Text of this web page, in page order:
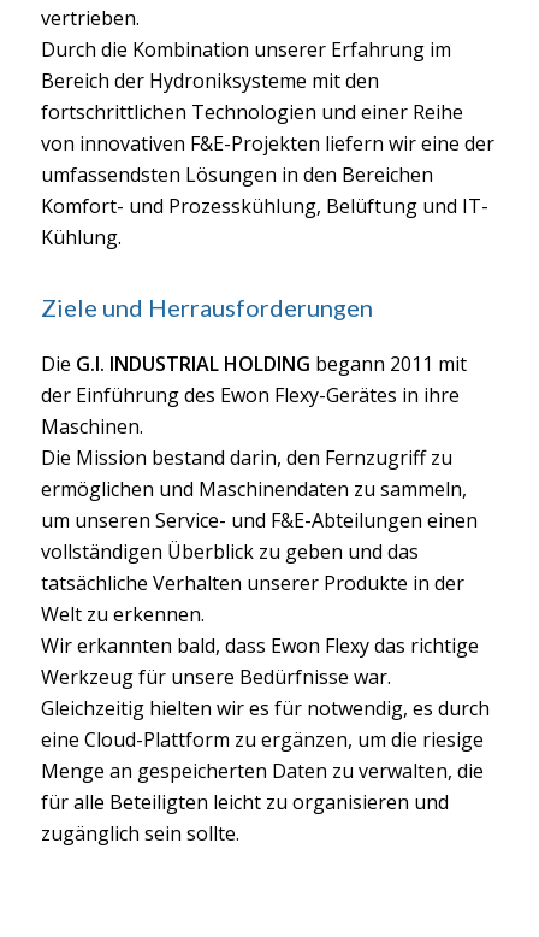
vertrieben.
Durch die Kombination unserer Erfahrung im
Bereich der Hydroniksysteme mit den
fortschrittlichen Technologien und einer Reihe
von innovativen F&E-Projekten liefern wir eine der
umfassendsten Lösungen in den Bereichen
Komfort- und Prozesskühlung, Belüftung und IT-
Kühlung.
Ziele und Herrausforderungen
Die G.I. INDUSTRIAL HOLDING begann 2011 mit
der Einführung des Ewon Flexy-Gerätes in ihre
Maschinen.
Die Mission bestand darin, den Fernzugriff zu
ermöglichen und Maschinendaten zu sammeln,
um unseren Service- und F&E-Abteilungen einen
vollständigen Überblick zu geben und das
tatsächliche Verhalten unserer Produkte in der
Welt zu erkennen.
Wir erkannten bald, dass Ewon Flexy das richtige
Werkzeug für unsere Bedürfnisse war.
Gleichzeitig hielten wir es für notwendig, es durch
eine Cloud-Plattform zu ergänzen, um die riesige
Menge an gespeicherten Daten zu verwalten, die
für alle Beteiligten leicht zu organisieren und
zugänglich sein sollte.